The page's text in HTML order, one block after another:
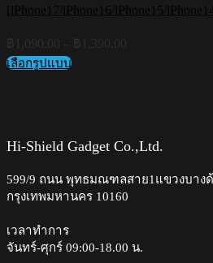
[iPhone17/iPhone16/iPhone15/
เลือกรูปแบบ
The
may
be
on
the
product
Hi-Shield Gadget Co.,Ltd.
599/9 ถนน พุทธมณฑลสาย1แขวงบาง
กรุงเทพมหานคร 10160
เวลาทำการ
จันทร์-ศุกร์ 09:00-18.00 น.​